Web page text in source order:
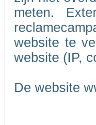
meten.
website te
website (IP,
De website